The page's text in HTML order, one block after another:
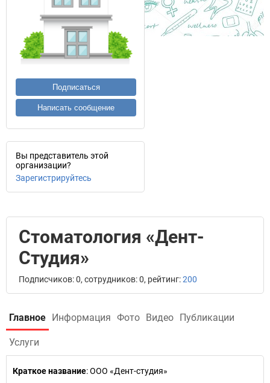
Подписаться
Написать сообщение
Вы представитель этой
организации?
Зарегистрируйтесь
Стоматология «Дент-
Студия»
Подписчиков: 0, сотрудников: 0, рейтинг:200
Главное Информация Фото Видео Публикации
Услуги
Краткое название:ООО «Дент-студия»